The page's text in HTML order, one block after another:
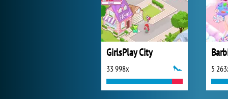
GirlsPlay City
33 998x 5